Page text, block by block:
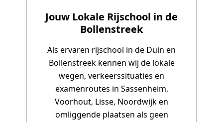
Jouw Lokale Rijschool in de
Bollenstreek
Als ervaren rijschool in de Duin en
Bollenstreek kennen wij de lokale
wegen, verkeerssituaties en
examenroutes in Sassenheim,
Voorhout, Lisse, Noordwijk en
omliggende plaatsen als geen